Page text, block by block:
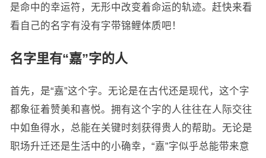
是命中的幸运符，无形中改变着命运的轨迹。赶快来看
看自己的名字有没有字带锦鲤体质吧！
名字里有“嘉”字的人
首先，是“嘉”这个字。无论是在古代还是现代，这个字
都象征着赞美和喜悦。拥有这个字的人往往在人际交往
中如鱼得水，总能在关键时刻获得贵人的帮助。无论是
职场升迁还是生活中的小确幸，“嘉”字似乎总能带来意